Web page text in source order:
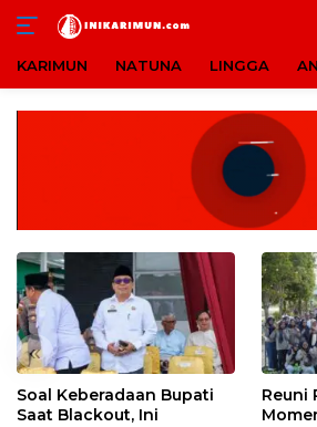
KARIMUN NATUNA LINGGA
«
Soal Keberadaan Bupati
Saat Blackout, Ini
Reuni